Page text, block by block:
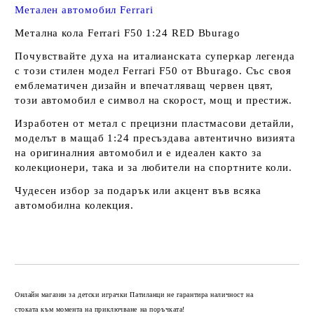
Метален автомобил Ferrari
Метална кола Ferrari F50 1:24 RED Bburago
Почувствайте духа на италианската суперкар легенда
с този стилен модел Ferrari F50 от Bburago. Със своя
емблематичен дизайн и впечатляващ червен цвят,
този автомобил е символ на скорост, мощ и престиж.
Изработен от метал с прецизни пластмасови детайли,
моделът в мащаб 1:24 пресъздава автентично визията
на оригиналния автомобил и е идеален както за
колекционери, така и за любители на спортните коли.
Чудесен избор за подарък или акцент във всяка
автомобилна колекция.
Онлайн магазин за детски играчки Патиланци не гарантира наличност на
стоката към момента на приключване на поръчката!